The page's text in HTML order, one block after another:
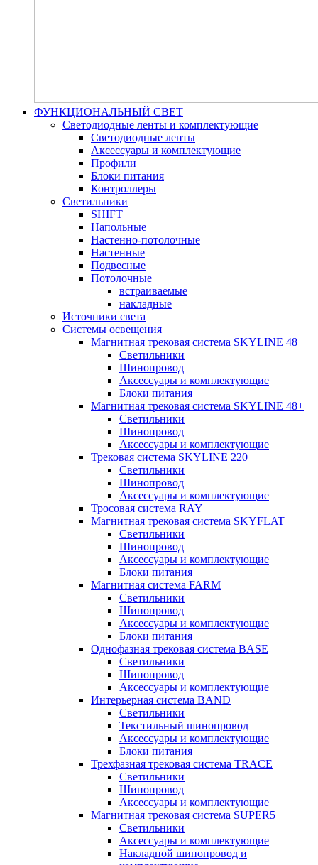
ФУНКЦИОНАЛЬНЫЙ СВЕТ
Светодиодные ленты и комплектующие
Светодиодные ленты
Аксессуары и комплектующие
Профили
Блоки питания
Контроллеры
Светильники
SHIFT
Напольные
Настенно-потолочные
Настенные
Подвесные
Потолочные
встраиваемые
накладные
Источники света
Системы освещения
Магнитная трековая система SKYLINE 48
Светильники
Шинопровод
Аксессуары и комплектующие
Блоки питания
Магнитная трековая система SKYLINE 48+
Светильники
Шинопровод
Аксессуары и комплектующие
Трековая система SKYLINE 220
Светильники
Шинопровод
Аксессуары и комплектующие
Тросовая система RAY
Магнитная трековая система SKYFLAT
Светильники
Шинопровод
Аксессуары и комплектующие
Блоки питания
Магнитная система FARM
Светильники
Шинопровод
Аксессуары и комплектующие
Блоки питания
Однофазная трековая система BASE
Светильники
Шинопровод
Аксессуары и комплектующие
Интерьерная система BAND
Светильники
Текстильный шинопровод
Аксессуары и комплектующие
Блоки питания
Трехфазная трековая система TRACE
Светильники
Шинопровод
Аксессуары и комплектующие
Магнитная трековая система SUPER5
Светильники
Аксессуары и комплектующие
Накладной шинопровод и